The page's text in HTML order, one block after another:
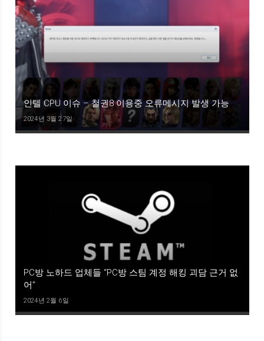
인텔 CPU 이슈 – 철권8 이용중 오류메시지 발생 가능
2024년 3월 27일
PC방 노하드 업체들 “PC방 스팀 계정 해킹 괴담 근거 없
어”
2024년 2월 6일